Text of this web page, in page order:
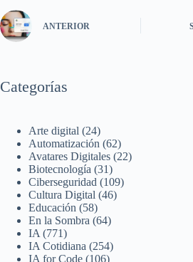
ANTERIOR
Categorías
Arte digital (24)
Automatización (62)
Avatares Digitales (22)
Biotecnología (31)
Ciberseguridad (109)
Cultura Digital (46)
Educación (58)
En la Sombra (64)
IA (771)
IA Cotidiana (254)
IA for Code (106)